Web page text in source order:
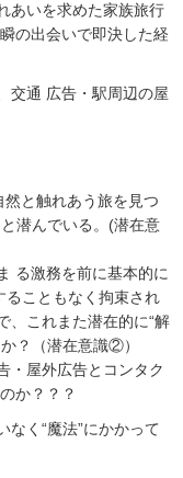
あいを求めた家族旅行
の出会いで即決した経
交通 広告・駅周辺の屋
と触れあう旅を見つ
潜んでいる。(潜在意
る激務を前に基本的に
ることもなく拘束され
、これまた潜在的に“解
？（潜在意識②）
屋外広告とコンタク
か？？？
なく“魔法”にかかって